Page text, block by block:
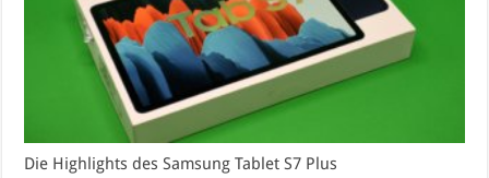
Die Highlights des Samsung Tablet S7 Plus